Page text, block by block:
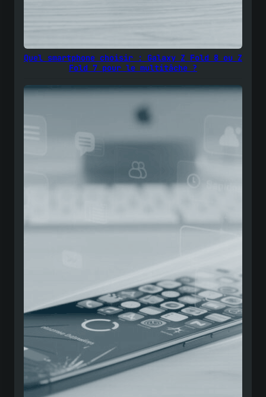
Quel smartphone choisir : Galaxy Z Fold 8 ou Z
Fold 7 pour le multitâche ?